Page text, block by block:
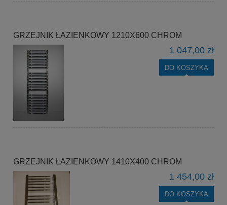
GRZEJNIK ŁAZIENKOWY 1210X600 CHROM
1 047,00 zł
DO KOSZYKA
GRZEJNIK ŁAZIENKOWY 1410X400 CHROM
1 454,00 zł
DO KOSZYKA